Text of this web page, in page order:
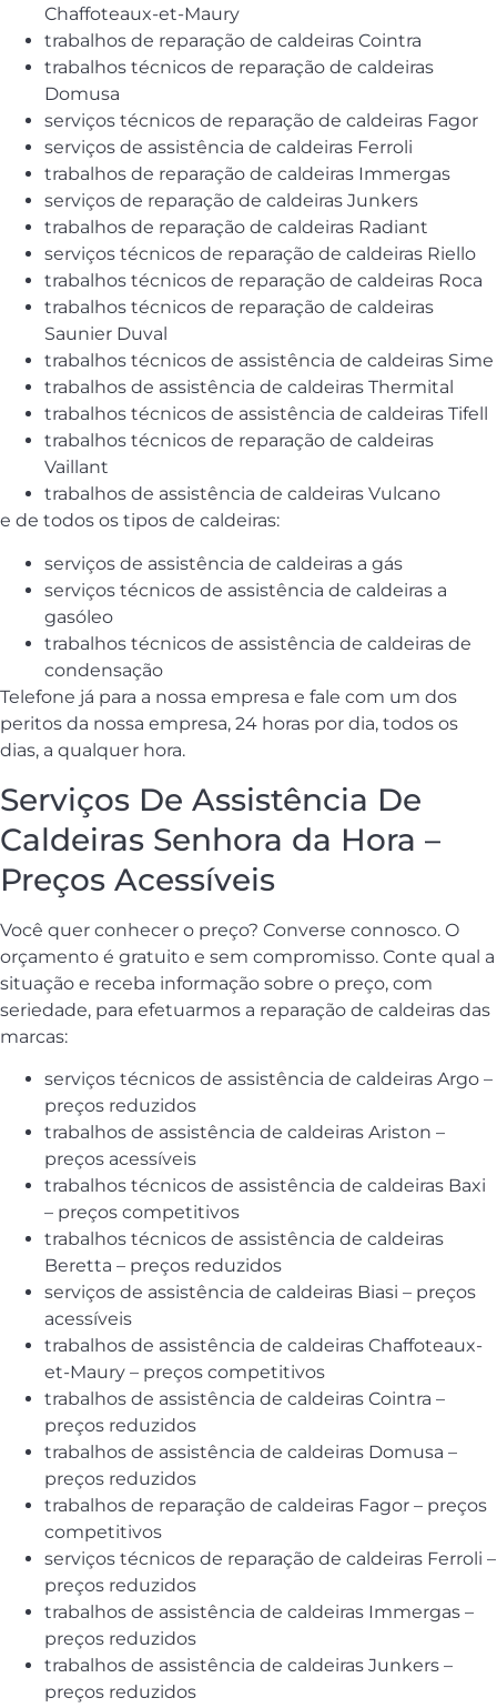
Chaffoteaux-et-Maury
trabalhos de reparação de caldeiras Cointra
trabalhos técnicos de reparação de caldeiras
Domusa
serviços técnicos de reparação de caldeiras Fagor
serviços de assistência de caldeiras Ferroli
trabalhos de reparação de caldeiras Immergas
serviços de reparação de caldeiras Junkers
trabalhos de reparação de caldeiras Radiant
serviços técnicos de reparação de caldeiras Riello
trabalhos técnicos de reparação de caldeiras Roca
trabalhos técnicos de reparação de caldeiras
Saunier Duval
trabalhos técnicos de assistência de caldeiras Sime
trabalhos de assistência de caldeiras Thermital
trabalhos técnicos de assistência de caldeiras Tifell
trabalhos técnicos de reparação de caldeiras
Vaillant
trabalhos de assistência de caldeiras Vulcano
e de todos os tipos de caldeiras:
serviços de assistência de caldeiras a gás
serviços técnicos de assistência de caldeiras a
gasóleo
trabalhos técnicos de assistência de caldeiras de
condensação
Telefone já para a nossa empresa e fale com um dos
peritos da nossa empresa, 24 horas por dia, todos os
dias, a qualquer hora.
Serviços De Assistência De
Caldeiras Senhora da Hora –
Preços Acessíveis
Você quer conhecer o preço? Converse connosco. O
orçamento é gratuito e sem compromisso. Conte qual a
situação e receba informação sobre o preço, com
seriedade, para efetuarmos a reparação de caldeiras das
marcas:
serviços técnicos de assistência de caldeiras Argo –
preços reduzidos
trabalhos de assistência de caldeiras Ariston –
preços acessíveis
trabalhos técnicos de assistência de caldeiras Baxi
– preços competitivos
trabalhos técnicos de assistência de caldeiras
Beretta – preços reduzidos
serviços de assistência de caldeiras Biasi – preços
acessíveis
trabalhos de assistência de caldeiras Chaffoteaux-
et-Maury – preços competitivos
trabalhos de assistência de caldeiras Cointra –
preços reduzidos
trabalhos de assistência de caldeiras Domusa –
preços reduzidos
trabalhos de reparação de caldeiras Fagor – preços
competitivos
serviços técnicos de reparação de caldeiras Ferroli –
preços reduzidos
trabalhos de assistência de caldeiras Immergas –
preços reduzidos
trabalhos de assistência de caldeiras Junkers –
preços reduzidos